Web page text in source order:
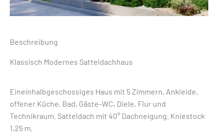
Beschreibung
Klassisch Modernes Satteldachhaus
Eineinhalbgeschossiges Haus mit 5 Zimmern, Ankleide,
offener Küche, Bad, Gäste-WC, Diele, Flur und
Technikraum. Satteldach mit 40° Dachneigung. Kniestock
1,25 m.